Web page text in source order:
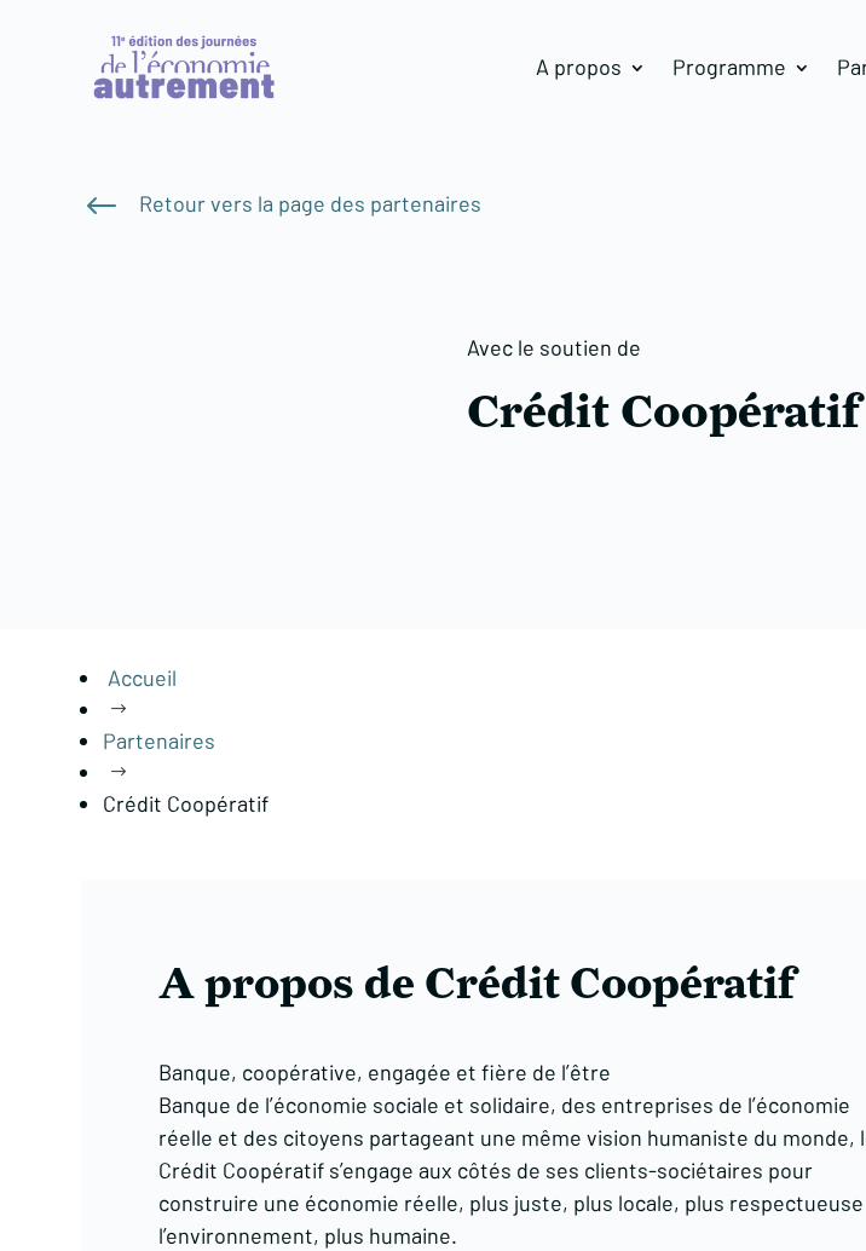
A propos Programme
# Retour vers la page des partenaires
Avec le soutien de
Crédit Coopératif
Accueil
$
Partenaires
$
Crédit Coopératif
A propos de Crédit Coopératif
Banque, coopérative, engagée et fière de l’être
Banque de l’économie sociale et solidaire, des entreprises de l’économie
réelle et des citoyens partageant une même vision humaniste du monde,
Crédit Coopératif s’engage aux côtés de ses clients-sociétaires pour
construire une économie réelle, plus juste, plus locale, plus
l’environnement, plus humaine.